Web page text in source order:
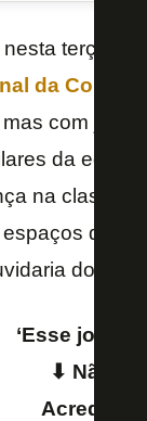
terça-
daCopa
com jogo
da
na
do
do
‘Esse jogo
⬇ Não
Acredite